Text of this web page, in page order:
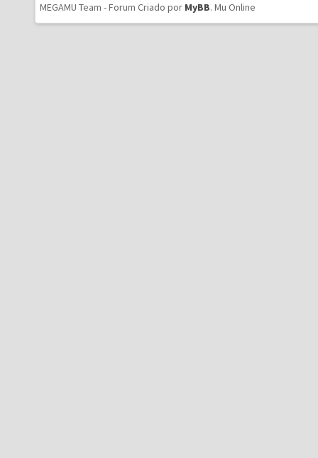
MEGAMU Team - Forum Criado por MyBB. Mu Online